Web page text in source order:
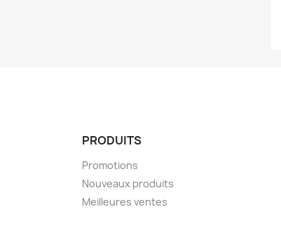
PRODUITS
Promotions
Nouveaux produits
Meilleures ventes